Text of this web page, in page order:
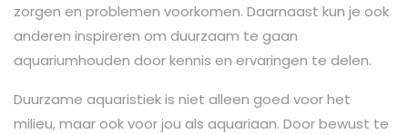
zorgen en problemen voorkomen. Daarnaast kun je ook
anderen inspireren om duurzaam te gaan
aquariumhouden door kennis en ervaringen te delen.
Duurzame aquaristiek is niet alleen goed voor het
milieu, maar ook voor jou als aquariaan. Door bewust te